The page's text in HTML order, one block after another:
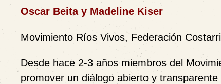
Oscar Beita y Madeline Kiser
Movimiento Ríos Vivos, Federación
Desde hace 2-3 años miembros del
promover un diálogo abierto y